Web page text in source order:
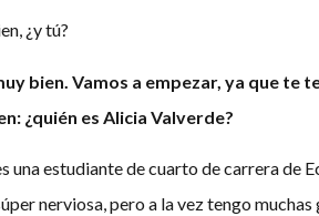
¿y tú?
bien. Vamos a empezar, ya que
¿quién es Alicia Valverde?
una estudiante de cuarto de carrera de
nerviosa, pero a la vez tengo muchas